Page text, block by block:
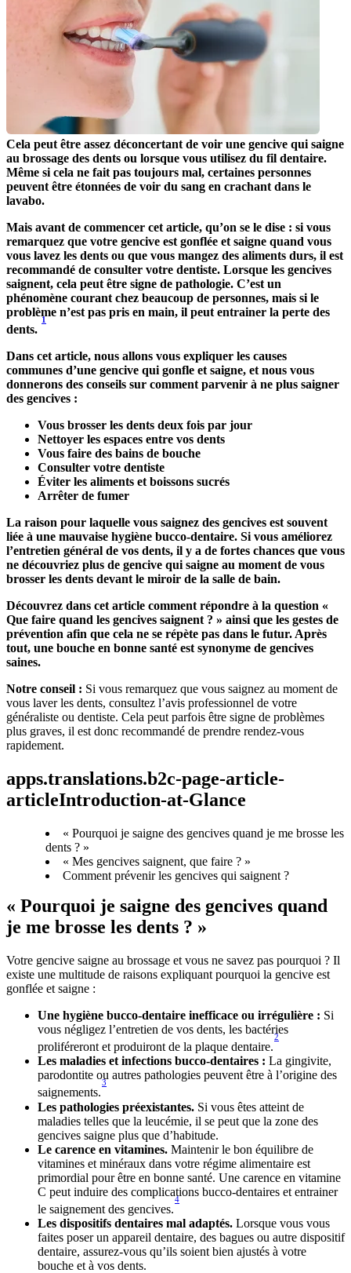
Cela peut être assez déconcertant de voir une gencive qui saigne
au brossage des dents ou lorsque vous utilisez du fil dentaire.
Même si cela ne fait pas toujours mal, certaines personnes
peuvent être étonnées de voir du sang en crachant dans le
lavabo.
Mais avant de commencer cet article, qu’on se le dise : si vous
remarquez que votre gencive est gonflée et saigne quand vous
vous lavez les dents ou que vous mangez des aliments durs, il est
recommandé de consulter votre dentiste. Lorsque les gencives
saignent, cela peut être signe de pathologie. C’est un
phénomène courant chez beaucoup de personnes, mais si le
problème n’est pas pris en main, il peut entrainer la perte des
dents.
1
Dans cet article, nous allons vous expliquer les causes
communes d’une gencive qui gonfle et saigne, et nous vous
donnerons des conseils sur comment parvenir à ne plus saigner
des gencives :
Vous brosser les dents deux fois par jour
Nettoyer les espaces entre vos dents
Vous faire des bains de bouche
Consulter votre dentiste
Éviter les aliments et boissons sucrés
Arrêter de fumer
La raison pour laquelle vous saignez des gencives est souvent
liée à une mauvaise hygiène bucco-dentaire. Si vous améliorez
l’entretien général de vos dents, il y a de fortes chances que vous
ne découvriez plus de gencive qui saigne au moment de vous
brosser les dents devant le miroir de la salle de bain.
Découvrez dans cet article comment répondre à la question «
Que faire quand les gencives saignent ? » ainsi que les gestes de
prévention afin que cela ne se répète pas dans le futur. Après
tout, une bouche en bonne santé est synonyme de gencives
saines.
Notre conseil : Si vous remarquez que vous saignez au moment de
vous laver les dents, consultez l’avis professionnel de votre
généraliste ou dentiste. Cela peut parfois être signe de problèmes
plus graves, il est donc recommandé de prendre rendez-vous
rapidement.
apps.translations.b2c-page-article-
articleIntroduction-at-Glance
« Pourquoi je saigne des gencives quand je me brosse les
dents ? »
« Mes gencives saignent, que faire ? »
Comment prévenir les gencives qui saignent ?
« Pourquoi je saigne des gencives quand
je me brosse les dents ? »
Votre gencive saigne au brossage et vous ne savez pas pourquoi ? Il
existe une multitude de raisons expliquant pourquoi la gencive est
gonflée et saigne :
Une hygiène bucco-dentaire inefficace ou irrégulière : Si
vous négligez l’entretien de vos dents, les bactéries
proliféreront et produiront de la plaque dentaire.
2
Les maladies et infections bucco-dentaires : La gingivite,
parodontite ou autres pathologies peuvent être à l’origine des
saignements.
3
Les pathologies préexistantes. Si vous êtes atteint de
maladies telles que la leucémie, il se peut que la zone des
gencives saigne plus que d’habitude.
Le carence en vitamines. Maintenir le bon équilibre de
vitamines et minéraux dans votre régime alimentaire est
primordial pour être en bonne santé. Une carence en vitamine
C peut induire des complications bucco-dentaires et entrainer
le saignement des gencives.
4
Les dispositifs dentaires mal adaptés. Lorsque vous vous
faites poser un appareil dentaire, des bagues ou autre dispositif
dentaire, assurez-vous qu’ils soient bien ajustés à votre
bouche et à vos dents.